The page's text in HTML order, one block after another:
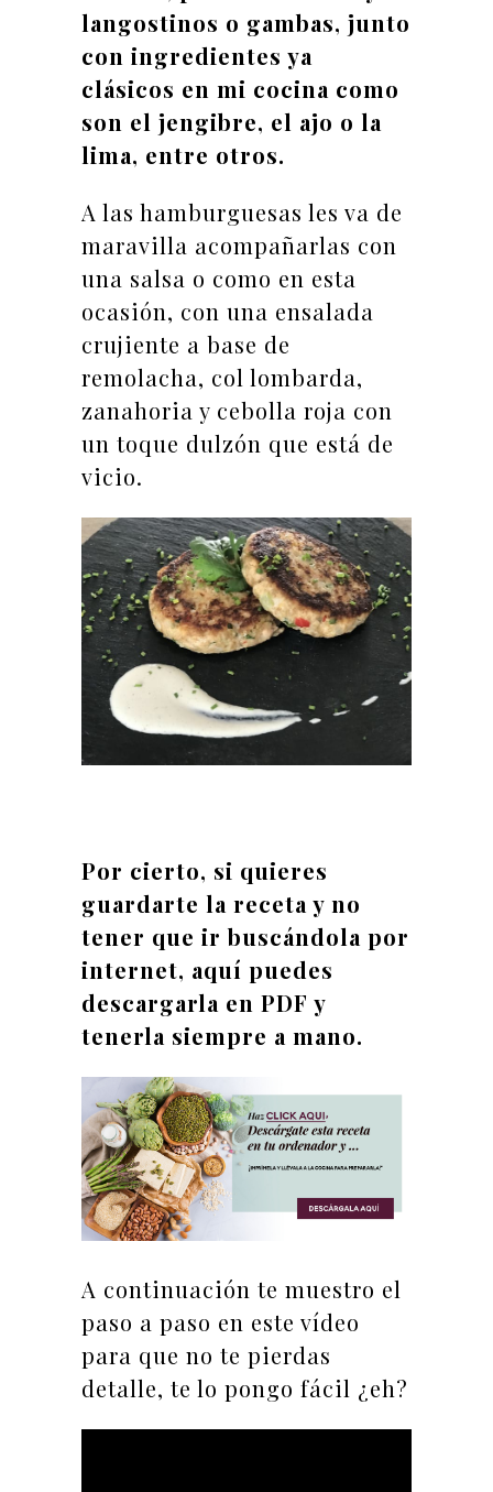
langostinos o gambas, junto
con ingredientes ya
clásicos en mi cocina como
son el jengibre, el ajo o la
lima, entre otros.
A las hamburguesas les va de
maravilla acompañarlas con
una salsa o como en esta
ocasión, con una ensalada
crujiente a base de
remolacha, col lombarda,
zanahoria y cebolla roja con
un toque dulzón que está de
vicio.
Por cierto, si quieres
guardarte la receta y no
tener que ir buscándola por
internet, aquí puedes
descargarla en PDF y
tenerla siempre a mano.
A continuación te muestro el
paso a paso en este vídeo
para que no te pierdas
detalle, te lo pongo fácil ¿eh?